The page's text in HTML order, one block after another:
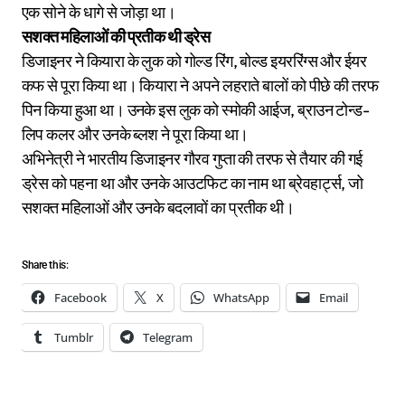
एक सोने के धागे से जोड़ा था।
सशक्त महिलाओं की प्रतीक थी ड्रेस
डिजाइनर ने कियारा के लुक को गोल्ड रिंग, बोल्ड इयररिंग्स और ईयर
कफ से पूरा किया था। कियारा ने अपने लहराते बालों को पीछे की तरफ
पिन किया हुआ था। उनके इस लुक को स्मोकी आईज, ब्राउन टोन्ड-
लिप कलर और उनके ब्लश ने पूरा किया था।
अभिनेत्री ने भारतीय डिजाइनर गौरव गुप्ता की तरफ से तैयार की गई
ड्रेस को पहना था और उनके आउटफिट का नाम था ब्रेवहार्ट्स, जो
सशक्त महिलाओं और उनके बदलावों का प्रतीक थी।
Share this:
Facebook X WhatsApp Email
Tumblr Telegram